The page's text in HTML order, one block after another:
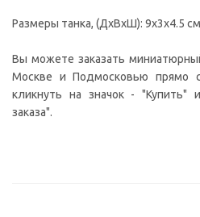
Размеры танка, (ДxВxШ): 9x3x4.5 см
Вы можете заказать
Москве и Подмосковью прямо
кликнуть на значок -
заказа".